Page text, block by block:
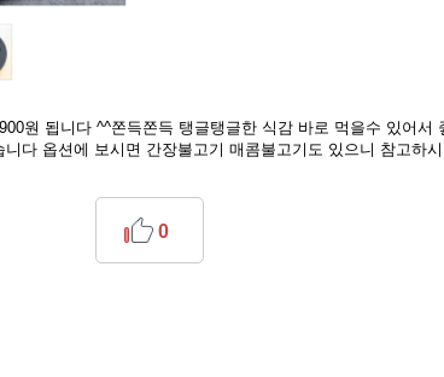
원 됩니다 ^^쫀득쫀득 탱글탱글한 식감 바로 먹을수 있어서
다 옵션에 보시면 간장불고기 매콤불고기도 있으니 참고하
0